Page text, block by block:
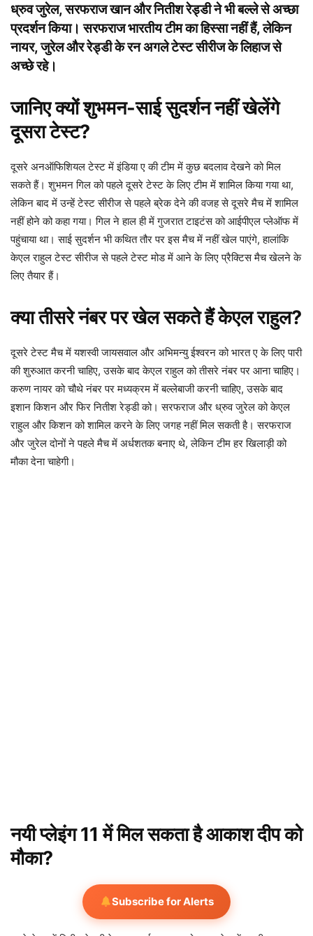
ध्रुव जुरेल, सरफराज खान और नितीश रेड्डी ने भी बल्ले से अच्छा
प्रदर्शन किया। सरफराज भारतीय टीम का हिस्सा नहीं हैं, लेकिन
नायर, जुरेल और रेड्डी के रन अगले टेस्ट सीरीज के लिहाज से
अच्छे रहे।
जानिए क्यों शुभमन-साई सुदर्शन नहीं खेलेंगे
दूसरा टेस्ट?
दूसरे अनऑफिशियल टेस्ट में इंडिया ए की टीम में कुछ बदलाव देखने को मिल
सकते हैं। शुभमन गिल को पहले दूसरे टेस्ट के लिए टीम में शामिल किया गया था,
लेकिन बाद में उन्हें टेस्ट सीरीज से पहले ब्रेक देने की वजह से दूसरे मैच में शामिल
नहीं होने को कहा गया। गिल ने हाल ही में गुजरात टाइटंस को आईपीएल प्लेऑफ में
पहुंचाया था। साई सुदर्शन भी कथित तौर पर इस मैच में नहीं खेल पाएंगे, हालांकि
केएल राहुल टेस्ट सीरीज से पहले टेस्ट मोड में आने के लिए प्रैक्टिस मैच खेलने के
लिए तैयार हैं।
क्या तीसरे नंबर पर खेल सकते हैं केएल राहुल?
दूसरे टेस्ट मैच में यशस्वी जायसवाल और अभिमन्यु ईश्वरन को भारत ए के लिए पारी
की शुरुआत करनी चाहिए, उसके बाद केएल राहुल को तीसरे नंबर पर आना चाहिए।
करुण नायर को चौथे नंबर पर मध्यक्रम में बल्लेबाजी करनी चाहिए, उसके बाद
इशान किशन और फिर नितीश रेड्डी को। सरफराज और ध्रुव जुरेल को केएल
राहुल और किशन को शामिल करने के लिए जगह नहीं मिल सकती है। सरफराज
और जुरेल दोनों ने पहले मैच में अर्धशतक बनाए थे, लेकिन टीम हर खिलाड़ी को
मौका देना चाहेगी।
नयी प्लेइंग 11 में मिल सकता है आकाश दीप को
मौका?
Subscribe for Alerts